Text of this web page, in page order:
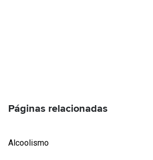
Páginas relacionadas
Alcoolismo